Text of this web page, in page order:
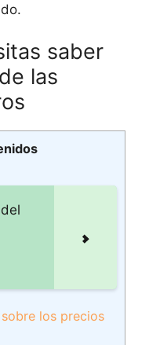
saber
las
los precios